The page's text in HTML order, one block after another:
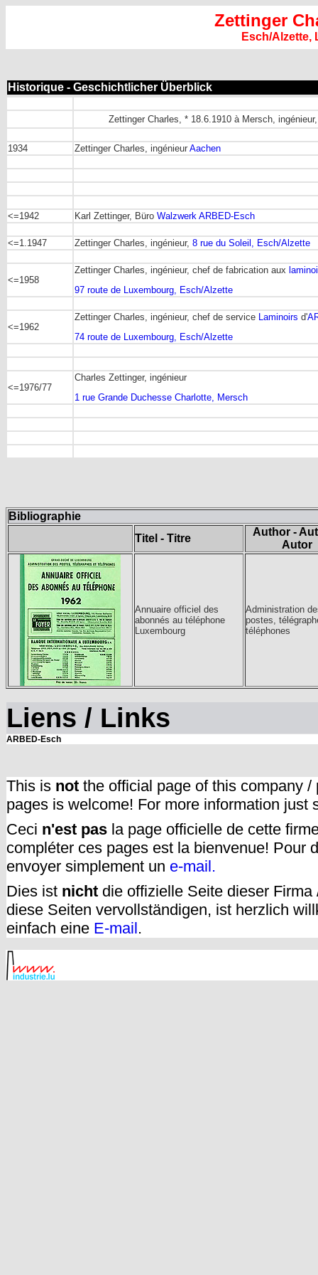
Zettinger
Esch/Alzette,
Historique - Geschichtlicher Überblick
Zettinger Charles, * 18.6.1910 à Mersch,
1934 Zettinger Charles, ingénieur Aachen
<=1942 Karl Zettinger, Büro Walzwerk ARBED-Esch
<=1.1947 Zettinger Charles, ingénieur, 8 rue du Soleil, Esch/Alzette
<=1958
Zettinger Charles, ingénieur, chef de fabrication aux
97 route de Luxembourg, Esch/Alzette
<=1962
Zettinger Charles, ingénieur, chef de service Laminoirs d'
74 route de Luxembourg, Esch/Alzette
<=1976/77
Charles Zettinger, ingénieur
1 rue Grande Duchesse Charlotte, Mersch
Bibliographie
Titel - Titre
Author -
Autor
Annuaire officiel des
abonnés au téléphone
Luxembourg
Administration
postes,
téléphones
Liens / Links
ARBED-Esch
This is not the official page of this company
pages is welcome! For more information just
Ceci n'est pas la page officielle de cette
compléter ces pages est la bienvenue! Pour
envoyer simplement un e-mail.
Dies ist nicht die offizielle Seite dieser
diese Seiten vervollständigen, ist herzlich
einfach eine E-mail.